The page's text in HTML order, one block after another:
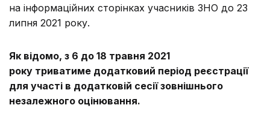
на інформаційних сторінках учасників ЗНО до 23
липня 2021 року.
Як відомо, з 6 до 18 травня 2021
року триватиме додатковий період реєстрації
для участі в додатковій сесії зовнішнього
незалежного оцінювання.